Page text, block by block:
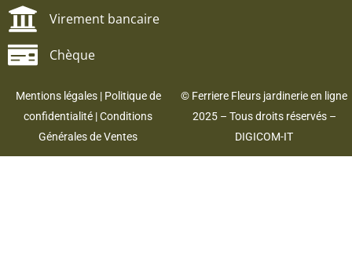
Virement bancaire
Chèque
Mentions légales| Politique de
confidentialité |Conditions
Générales de Ventes
© Ferriere Fleurs jardinerie en ligne
2025 – Tous droits réservés –
DIGICOM-IT